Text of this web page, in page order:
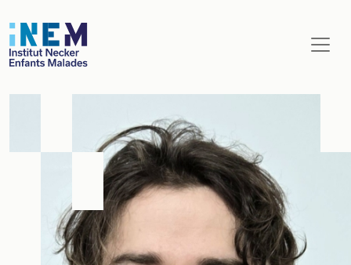
Aller au contenu principal